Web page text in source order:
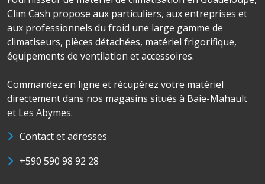
Clim Cash propose aux particuliers, aux entreprises et
aux professionnels du froid une large gamme de
climatiseurs, pièces détachées, matériel frigorifique,
équipements de ventilation et accessoires.
Commandez en ligne et récupérez votre matériel
directement dans nos magasins situés à Baie-Mahault
et Les Abymes.
Contact et adresses
+590 590 98 92 28